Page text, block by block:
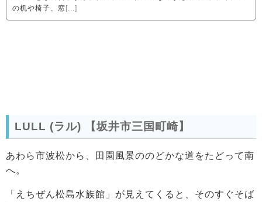
LULL (ラル) 【坂井市三国町崎】
あわら市波松から、田園風景ののどかな道をたどって南
へ。
「えちぜん松島水族館」が見えてくると、そのすぐそば